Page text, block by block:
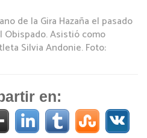
de la Gira Hazaña el pasado
Obispado. Asistió como
Silvia Andonie. Foto:
en: